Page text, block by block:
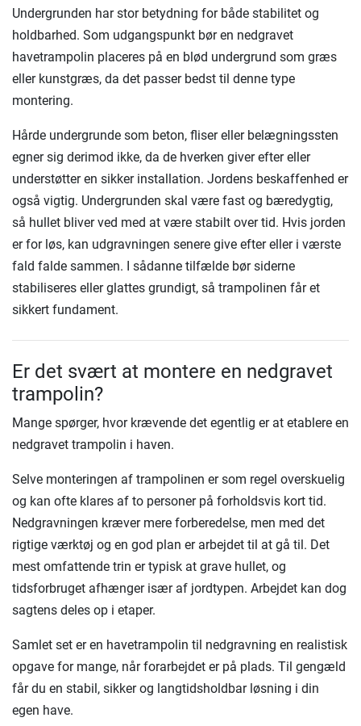
Undergrunden har stor betydning for både stabilitet og
holdbarhed. Som udgangspunkt bør en nedgravet
havetrampolin placeres på en blød undergrund som græs
eller kunstgræs, da det passer bedst til denne type
montering.
Hårde undergrunde som beton, fliser eller belægningssten
egner sig derimod ikke, da de hverken giver efter eller
understøtter en sikker installation. Jordens beskaffenhed er
også vigtig. Undergrunden skal være fast og bæredygtig,
så hullet bliver ved med at være stabilt over tid. Hvis jorden
er for løs, kan udgravningen senere give efter eller i værste
fald falde sammen. I sådanne tilfælde bør siderne
stabiliseres eller glattes grundigt, så trampolinen får et
sikkert fundament.
Er det svært at montere en nedgravet
trampolin?
Mange spørger, hvor krævende det egentlig er at etablere en
nedgravet trampolin i haven.
Selve monteringen af trampolinen er som regel overskuelig
og kan ofte klares af to personer på forholdsvis kort tid.
Nedgravningen kræver mere forberedelse, men med det
rigtige værktøj og en god plan er arbejdet til at gå til. Det
mest omfattende trin er typisk at grave hullet, og
tidsforbruget afhænger især af jordtypen. Arbejdet kan dog
sagtens deles op i etaper.
Samlet set er en havetrampolin til nedgravning en realistisk
opgave for mange, når forarbejdet er på plads. Til gengæld
får du en stabil, sikker og langtidsholdbar løsning i din
egen have.